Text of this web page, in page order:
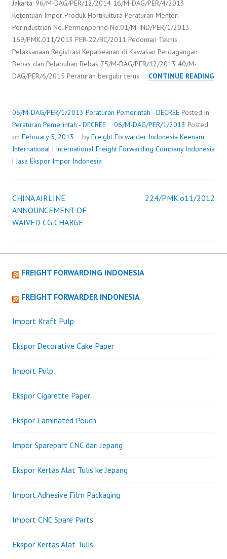
Jakarta: 96/M-DAG/PER/12/2014 16/M-DAG/PER/4/2013
Ketentuan Impor Produk Hortikultura Peraturan Menteri
Perindustrian No. Permenperind No.01/M-IND/PER/1/2013
169/PMK.011/2013 PER-22/BC/2011 Pedoman Teknis
Pelaksanaan Registrasi Kepabeanan di Kawasan Perdagangan
Bebas dan Pelabuhan Bebas 75/M-DAG/PER/12/2013 40/M-
DAG/PER/6/2015 Peraturan bergulir terus … CONTINUE READING06/
06/M-DAG/PER/1/2013 Peraturan Pemerintah - DECREE Posted in
Peraturan Pemerintah - DECREE
06/M-DAG/PER/1/2013 Posted
on February 5, 2013 byFreight Forwarder Indonesia Keenam
International | International Freight Forwarding Company Indonesia
|Jasa Ekspor Impor Indonesia
Post
navigation
CHINA AIRLINE
ANNOUNCEMENT OF
WAIVED CG CHARGE
224/PMK.o11/2012
FREIGHT FORWARDING INDONESIA
FREIGHT FORWARDER INDONESIA
Import Kraft Pulp
Ekspor Decorative Cake Paper
Import Pulp
Ekspor Cigarette Paper
Ekspor Laminated Pouch
Impor Sparepart CNC dari Jepang
Ekspor Kertas Alat Tulis ke Jepang
Import Adhesive Film Packaging
Import CNC Spare Parts
Ekspor Kertas Alat Tulis